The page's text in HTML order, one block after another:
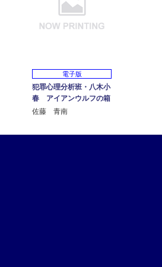
電子版
犯罪心理分析班・八木小
春 アイアンウルフの箱
佐藤 青南